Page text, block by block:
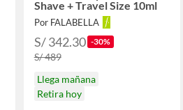
Shave + Travel Size 10ml
Por FALABELLA
S/ 342.30 -30%
S/ 489
Llega mañana
Retira hoy